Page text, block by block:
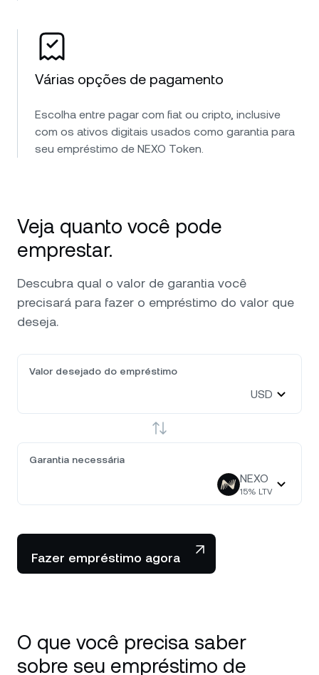
Várias opções de pagamento
Escolha entre pagar com fiat ou cripto, inclusive
com os ativos digitais usados como garantia para
seu empréstimo de NEXO Token.
Veja quanto você pode
emprestar.
Descubra qual o valor de garantia você
precisará para fazer o empréstimo do valor que
deseja.
Valor desejado do empréstimo
USD
Garantia necessária
NEXO
15% LTV
Fazer empréstimo agora
O que você precisa saber
sobre seu empréstimo de